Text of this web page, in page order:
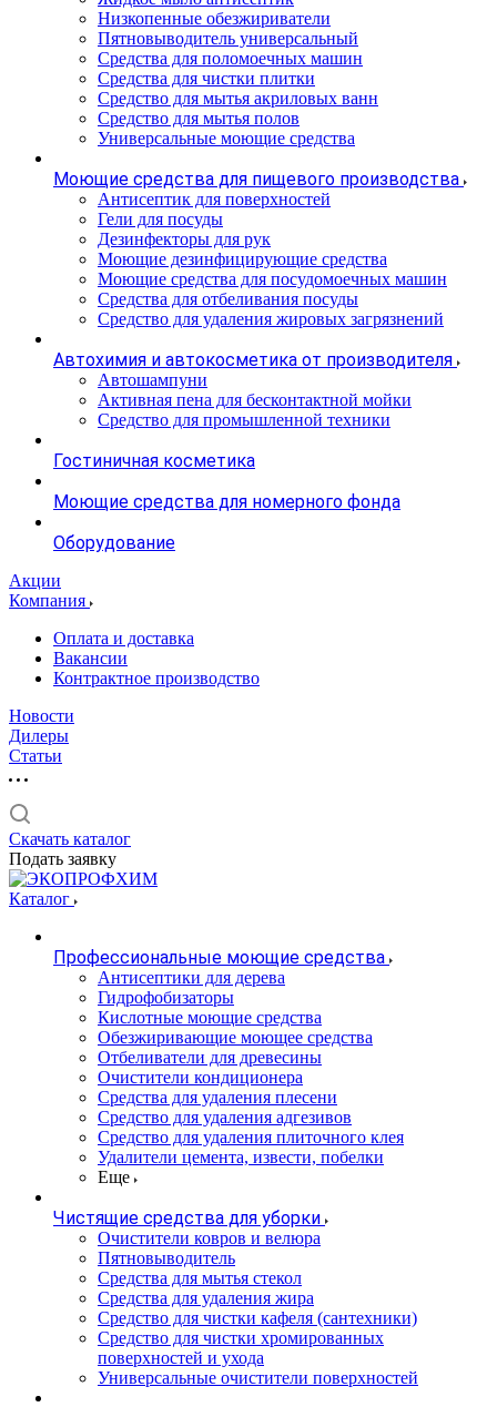
Низкопенные обезжириватели
Пятновыводитель универсальный
Средства для поломоечных машин
Средства для чистки плитки
Средство для мытья акриловых ванн
Средство для мытья полов
Универсальные моющие средства
Моющие средства для пищевого производства
Антисептик для поверхностей
Гели для посуды
Дезинфекторы для рук
Моющие дезинфицирующие средства
Моющие средства для посудомоечных машин
Средства для отбеливания посуды
Средство для удаления жировых загрязнений
Автохимия и автокосметика от производителя
Автошампуни
Активная пена для бесконтактной мойки
Средство для промышленной техники
Гостиничная косметика
Моющие средства для номерного фонда
Оборудование
Акции
Компания
Оплата и доставка
Вакансии
Контрактное производство
Новости
Дилеры
Статьи
Скачать каталог
Подать заявку
Каталог
Профессиональные моющие средства
Антисептики для дерева
Гидрофобизаторы
Кислотные моющие средства
Обезжиривающие моющее средства
Отбеливатели для древесины
Очистители кондиционера
Средства для удаления плесени
Средство для удаления адгезивов
Средство для удаления плиточного клея
Удалители цемента, извести, побелки
Еще
Чистящие средства для уборки
Очистители ковров и велюра
Пятновыводитель
Средства для мытья стекол
Средства для удаления жира
Средство для чистки кафеля (сантехники)
Средство для чистки хромированных
поверхностей и ухода
Универсальные очистители поверхностей